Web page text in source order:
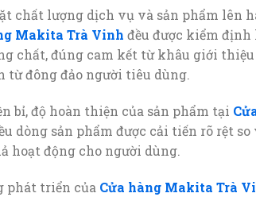
chất lượng dịch vụ và sản phẩm lên
Makita Trà Vinh đều được kiểm
chất, đúng cam kết từ khâu giới
đông đảo người tiêu dùng.
bỉ, độ hoàn thiện của sản phẩm tại
dòng sản phẩm được cải tiến rõ rệt
hoạt động cho người dùng.
phát triển của Cửa hàng Makita Trà